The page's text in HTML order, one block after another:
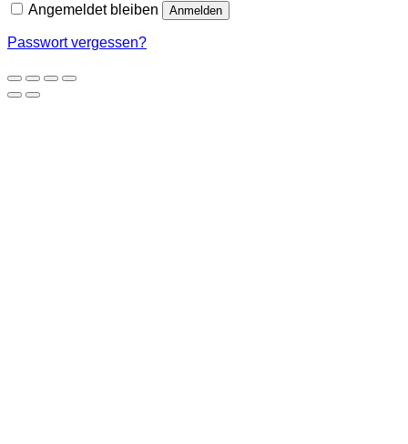
Angemeldet bleiben Anmelden
Passwort vergessen?